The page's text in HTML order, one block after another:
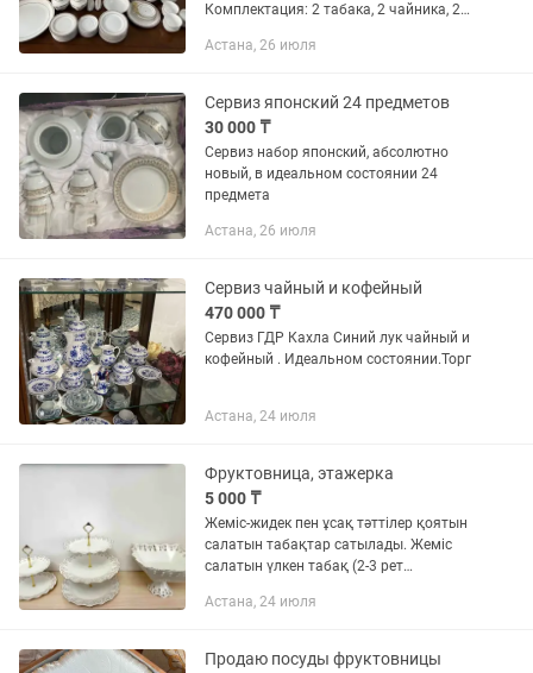
Комплектация: 2 табака, 2 чайника, 2
орешницы, 1 овальная тарелка, 1
Астана, 26 июля
Сервиз японский 24 предметов
30 000 ₸
Сервиз набор японский, абсолютно
новый, в идеальном состоянии 24
предмета
Астана, 26 июля
Сервиз чайный и кофейный
470 000 ₸
Сервиз ГДР Кахла Синий лук чайный и
кофейный . Идеальном состоянии.Торг
Астана, 24 июля
Фруктовница, этажерка
5 000 ₸
Жеміс-жидек пен ұсақ тәттілер қоятын
салатын табақтар сатылады. Жеміс
салатын үлкен табақ (2-3 рет
қабат табақтар бірге - 5000 тг. Продам
Астана, 24 июля
Продаю посуды фруктовницы